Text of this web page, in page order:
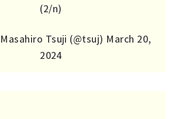
(2/n)
Tsuji (@tsuj) March 20,
2024